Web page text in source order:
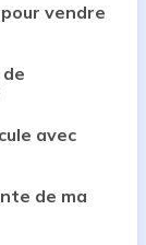
vendre
avec
de ma